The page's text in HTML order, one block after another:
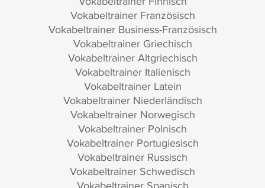
Vokabeltrainer Französisch
Vokabeltrainer Business-Französisch
Vokabeltrainer Griechisch
Vokabeltrainer Altgriechisch
Vokabeltrainer Italienisch
Vokabeltrainer Latein
Vokabeltrainer Niederländisch
Vokabeltrainer Norwegisch
Vokabeltrainer Polnisch
Vokabeltrainer Portugiesisch
Vokabeltrainer Russisch
Vokabeltrainer Schwedisch